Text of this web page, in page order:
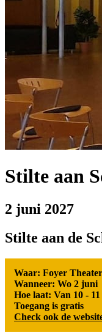
Stilte aan
2 juni 2027
Stilte aan de
Waar: Foyer
Wanneer: Wo 2 juni
Hoe laat: Van 10 - 11
Toegang is gratis
Check ook de